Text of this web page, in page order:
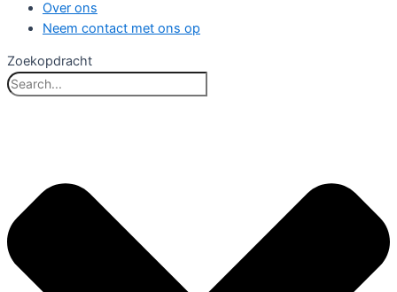
Over ons
Neem contact met ons op
Zoekopdracht